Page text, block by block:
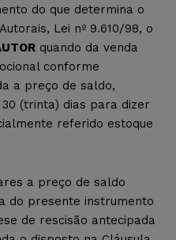
do que determina o
Lei nº 9.610/98, o
quando da venda
conforme
a preço de saldo,
(trinta) dias para dizer
referido estoque
a preço de saldo
do presente instrumento
de rescisão antecipada